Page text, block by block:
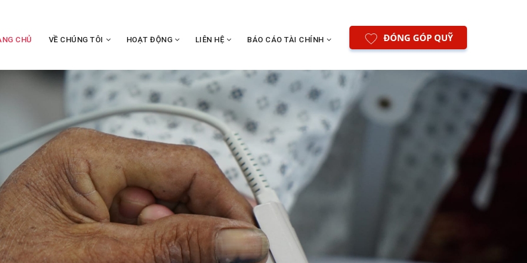
ĐÓNG GÓP QUỸ
CHỦ VỀ CHÚNG TÔI HOẠT ĐỘNG LIÊN HỆ BÁO CÁO TÀI CHÍNH